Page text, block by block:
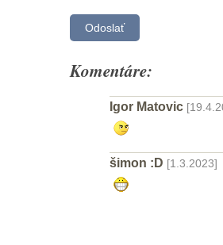
Komentáre:
Igor Matovic
šimon :D [1.3.2023]